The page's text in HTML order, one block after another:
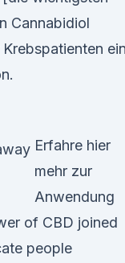
Cannabidiol
Erfahre hier
mehr zur
Anwendung
of CBD joined
people